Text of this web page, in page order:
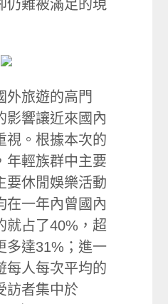
仍難被滿足的現
旅遊的高門
影響讓近來國內
視。根據本次的
年輕族群中主要
要休閒娛樂活動
在一年內曾國內
就占了40%，超
多達31%；進一
每人每次平均的
訪者集中於